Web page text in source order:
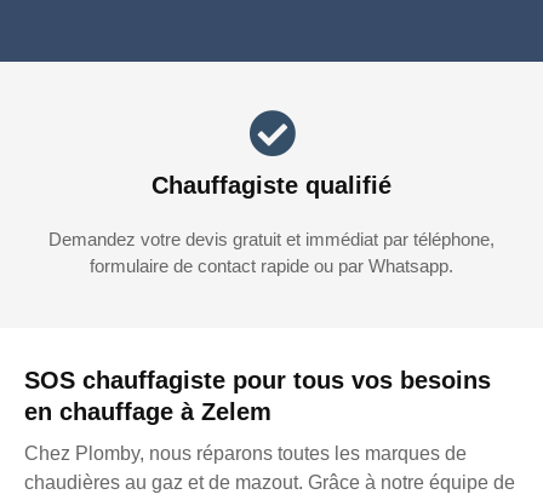
SOS chauffagiste pour tous vos besoins
en chauffage à Zelem
Chez Plomby, nous réparons toutes les marques de
chaudières au gaz et de mazout. Grâce à notre équipe de
Chauffagiste qualifié
Demandez votre devis gratuit et immédiat par téléphone,
formulaire de contact rapide ou par Whatsapp.